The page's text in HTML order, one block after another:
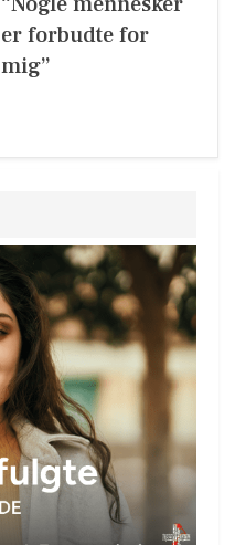
er forbudte for
mig”